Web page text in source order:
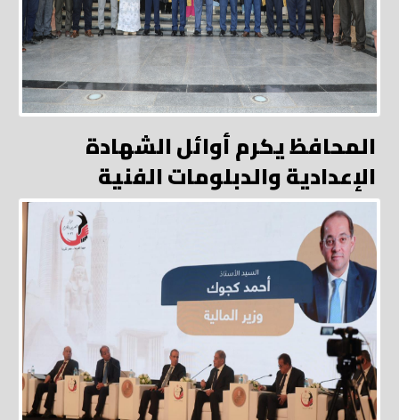
المحافظ يكرم أوائل الشهادة
الإعدادية والدبلومات الفنية